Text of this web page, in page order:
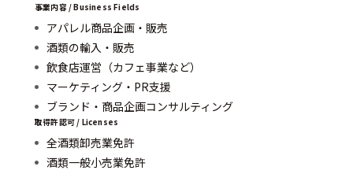
事業内容 / Business Fields
アパレル商品企画・販売
酒類の輸入・販売
飲食店運営（カフェ事業など）
マーケティング・PR支援
ブランド・商品企画コンサルティング
取得許認可 / Licenses
全酒類卸売業免許
酒類一般小売業免許